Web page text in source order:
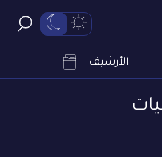
الأرشيف